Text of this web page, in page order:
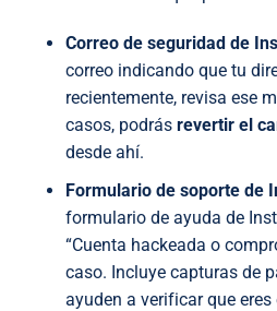
Correo de seguridad de
correo indicando que tu
recientemente, revisa ese
casos, podrás revertir el
desde ahí.
Formulario de soporte de
formulario de ayuda de
“Cuenta hackeada o
caso. Incluye capturas de
ayuden a verificar que eres